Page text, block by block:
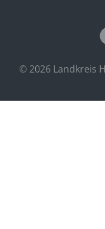
© 2026 Landkreis